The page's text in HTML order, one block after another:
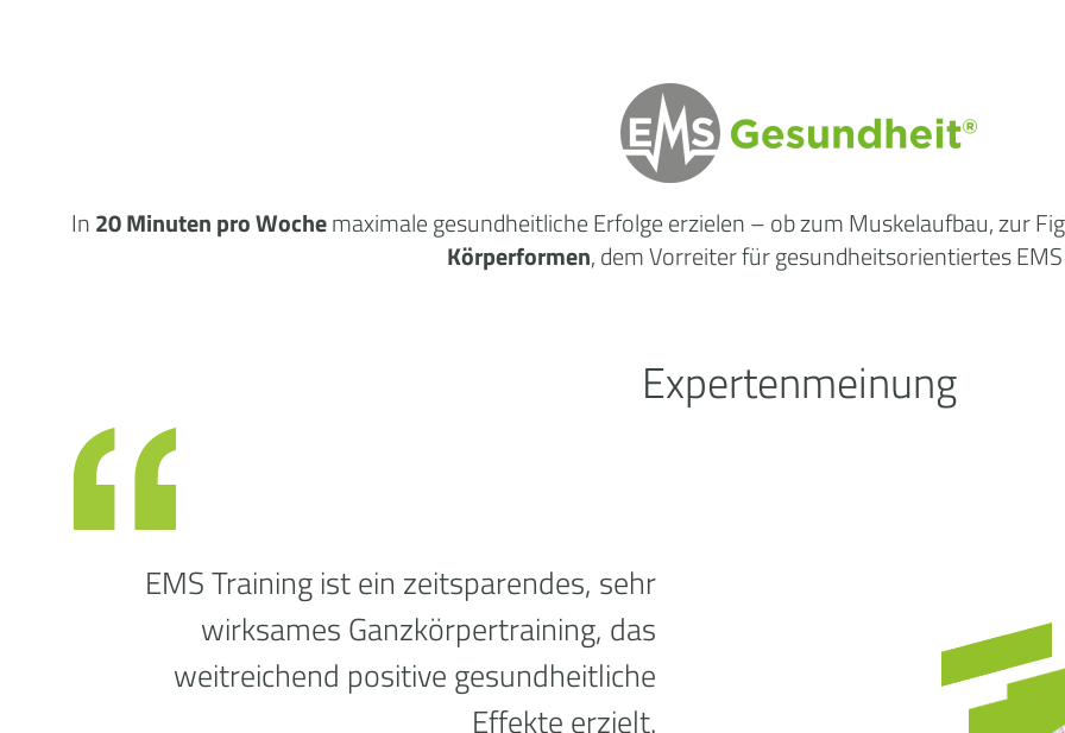
In20 Minuten pro WochemaximalegesundheitlicheErfolgeerzielen – ob zum Muskelaufbau, zur
Körperformen, dem Vorreiter für gesundheitsorientiertes
EMS Training ist ein zeitsparendes, sehr
wirksames Ganzkörpertraining, das
weitreichend positive gesundheitliche
Effekte erzielt.
Expertenmeinung